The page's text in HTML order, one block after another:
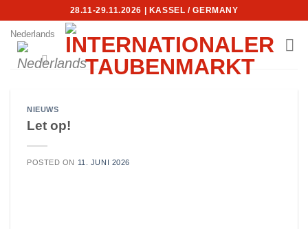
content
28.11-29.11.2026 | KASSEL / GERMANY
Nederlands
NIEUWS
Let op!
POSTED ON 11. JUNI 2026